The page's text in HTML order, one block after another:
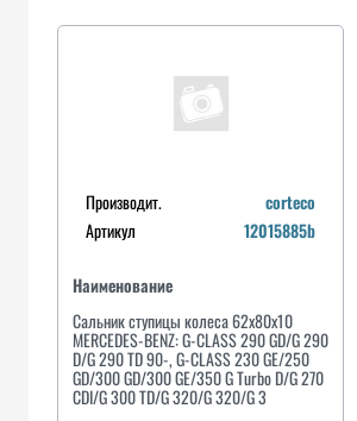
Производит.
corteco
Артикул
12015885b
Наименование
Сальник ступицы колеса 62x80x10
MERCEDES-BENZ: G-CLASS 290 GD/G 290
D/G 290 TD 90-, G-CLASS 230 GE/250
GD/300 GD/300 GE/350 G Turbo D/G 270
CDI/G 300 TD/G 320/G 320/G 3